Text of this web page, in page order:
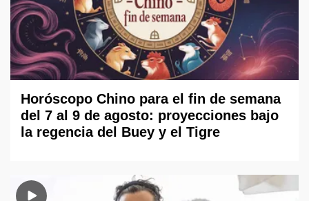
Horóscopo Chino para el fin de semana
del 7 al 9 de agosto: proyecciones bajo
la regencia del Buey y el Tigre